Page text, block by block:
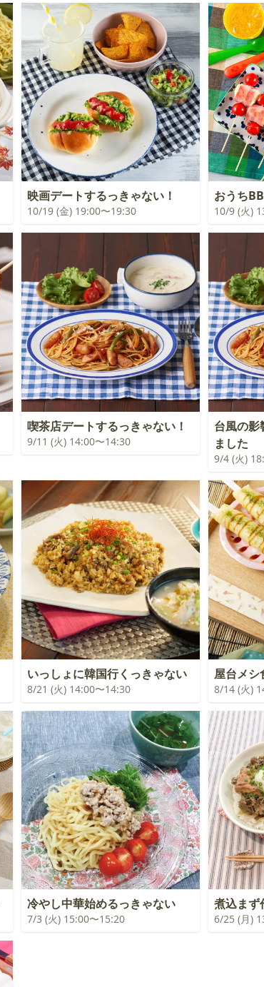
映画デートするっきゃない！
10/19 (金) 19:00〜19:30
おうち
10/9 (火)
喫茶店デートするっきゃない！
9/11 (火) 14:00〜14:30
台風の影
ました
9/4 (火)
いっしょに韓国行くっきゃない
8/21 (火) 14:00〜14:30
屋台メシ
8/14 (火)
冷やし中華始めるっきゃない
7/3 (火) 15:00〜15:20
煮込まず
6/25 (月)